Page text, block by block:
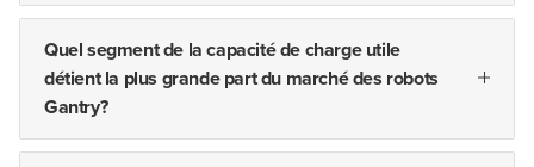
Quel segment de la capacité de charge utile
détient la plus grande part du marché des robots
Gantry?